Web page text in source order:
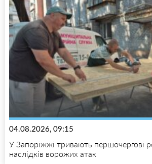
04.08.2026, 09:15
У Запоріжжі тривають першочергові
наслідків ворожих атак